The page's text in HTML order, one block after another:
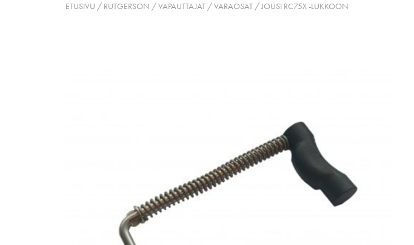
ETUSIVU / RUTGERSON /VAPAUTTAJAT/VARAOSAT/ JOUSI RC75X -LUKKOON